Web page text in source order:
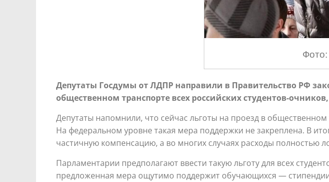
Депутаты Госдумы от ЛДПР направили в Правительство РФ
общественном транспорте всех российских студентов-очников,
Депутаты напомнили, что сейчас льготы на проезд в
На федеральном уровне такая мера поддержки не закреплена. В
частичную компенсацию, а во многих случаях расходы полностью
Парламентарии предполагают ввести такую льготу для всех
предложенная мера ощутимо поддержит обучающихся — стипендии